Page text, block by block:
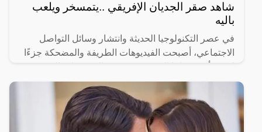
شاهد صقر الجديان الإفريقي ..يتمسخر ويلعب
باليه
في عصر التكنولوجيا الحديثة وانتشار وسائل التواصل
الاجتماعي، أصبحت الفيديوهات الطريفة والمضحكة جزءًا
انتشرت